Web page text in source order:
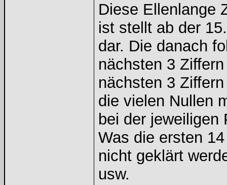
Diese Ellenlange
ist stellt ab der
dar. Die danach
nächsten 3
nächsten 3
die vielen Nullen
bei der jeweiligen
Was die ersten
nicht geklärt
usw.